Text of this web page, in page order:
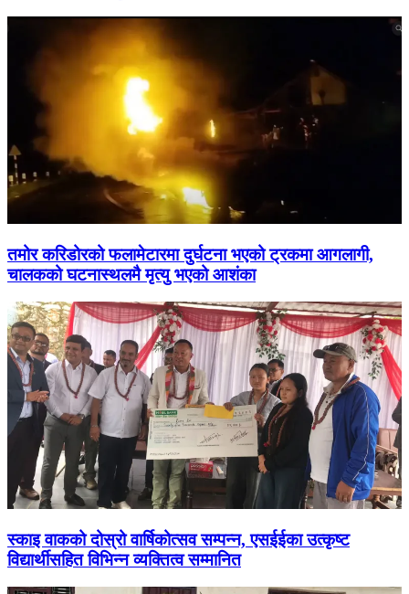
तमोर करिडोरको फलामेटारमा दुर्घटना भएको ट्रकमा आगलागी,
चालकको घटनास्थलमै मृत्यु भएको आशंका
स्काइ वाकको दोस्रो वार्षिकोत्सव सम्पन्न, एसईईका उत्कृष्ट
विद्यार्थीसहित विभिन्न व्यक्तित्व सम्मानित